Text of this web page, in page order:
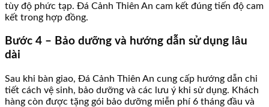
tùy độ phức tạp. Đá Cảnh Thiên An cam kết đúng tiến độ cam
kết trong hợp đồng.
Bước 4 – Bảo dưỡng và hướng dẫn sử dụng lâu
dài
Sau khi bàn giao, Đá Cảnh Thiên An cung cấp hướng dẫn chi
tiết cách vệ sinh, bảo dưỡng và các lưu ý khi sử dụng. Khách
hàng còn được tặng gói bảo dưỡng miễn phí 6 tháng đầu và